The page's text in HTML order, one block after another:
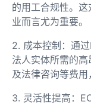
的用工合规性。
业而言尤为重要。
2. 成本控制：通
法人实体所需的
及法律咨询等费用
3. 灵活性提高：